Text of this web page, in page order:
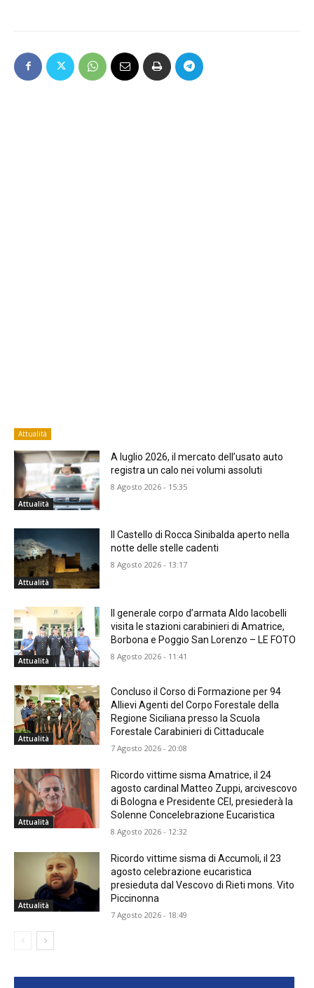
Attualità
Attualità
A luglio 2026, il mercato dell’usato auto
registra un calo nei volumi assoluti
8 Agosto 2026 - 15:35
Attualità
Il Castello di Rocca Sinibalda aperto nella
notte delle stelle cadenti
8 Agosto 2026 - 13:17
Attualità
Il generale corpo d’armata Aldo Iacobelli
visita le stazioni carabinieri di Amatrice,
Borbona e Poggio San Lorenzo – LE FOTO
8 Agosto 2026 - 11:41
Attualità
Concluso il Corso di Formazione per 94
Allievi Agenti del Corpo Forestale della
Regione Siciliana presso la Scuola
Forestale Carabinieri di Cittaducale
7 Agosto 2026 - 20:08
Attualità
Ricordo vittime sisma Amatrice, il 24
agosto cardinal Matteo Zuppi, arcivescovo
di Bologna e Presidente CEI, presiederà la
Solenne Concelebrazione Eucaristica
8 Agosto 2026 - 12:32
Attualità
Ricordo vittime sisma di Accumoli, il 23
agosto celebrazione eucaristica
presieduta dal Vescovo di Rieti mons. Vito
Piccinonna
7 Agosto 2026 - 18:49